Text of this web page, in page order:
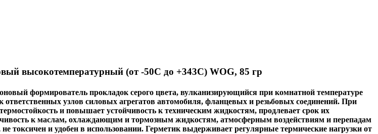
высокотемпературный (от -50С до +343С) WOG, 85 гр
формирователь прокладок серого цвета, вулканизирующийся при комнатной температуре
узлов силовых агрегатов автомобиля, фланцевых и резьбовых соединений. При
и повышает устойчивость к техническим жидкостям, продлевает срок их
к маслам, охлаждающим и тормозным жидкостям, атмосферным воздействиям и перепадам
токсичен и удобен в использовании. Герметик выдерживает регулярные термические нагрузки от